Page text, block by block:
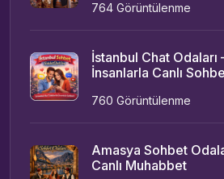
764 Görüntülenme
İstanbul Chat Odaları
İnsanlarla Canlı
760 Görüntülenme
Amasya Sohbet
Canlı Muhabbet